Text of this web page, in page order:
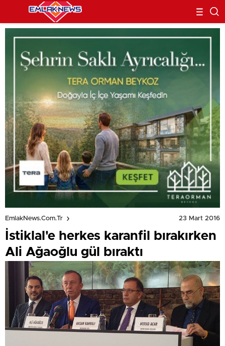
EmlakNews.com.tr 23 Mart 2016
İstiklal'e herkes karanfil bırakırken
Ali Ağaoğlu gül bıraktı